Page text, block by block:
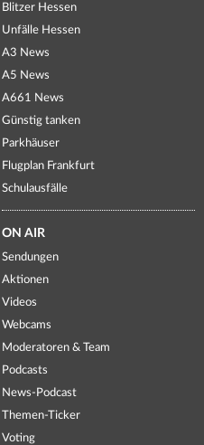
Blitzer Hessen
Unfälle Hessen
A3 News
A5 News
A661 News
Günstig tanken
Parkhäuser
Flugplan Frankfurt
Schulausfälle
ON AIR
Sendungen
Aktionen
Videos
Webcams
Moderatoren & Team
Podcasts
News-Podcast
Themen-Ticker
Voting